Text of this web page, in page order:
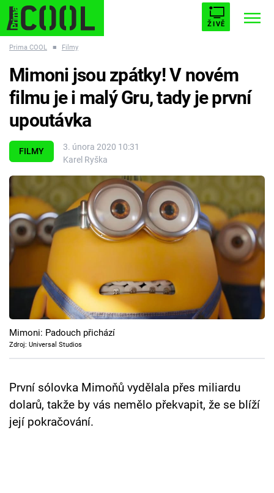
ŽIVĚ
ESCAPE PLNEJ KOTEL AVENGERS 5
Témata
Přihlášení
Sledujte nás
Prima COOL ■ Filmy
FILMY
3. února 2020 10:31
Karel Ryška
Mimoni jsou zpátky! V novém
filmu je i malý Gru, tady je první
upoutávka
Mimoni: Padouch přichází
Zdroj: Universal Studios
První sólovka Mimoňů vydělala přes miliardu
dolarů, takže by vás nemělo překvapit, že se blíží
její pokračování.